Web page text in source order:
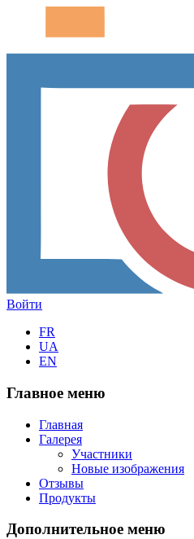
Войти
FR
UA
EN
Главное меню
Главная
Галерея
Участники
Новые изображения
Отзывы
Продукты
Дополнительное меню